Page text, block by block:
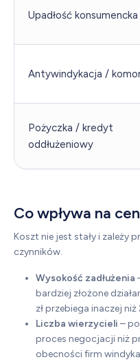
Upadłość konsumencka
Antywindykacja /
Pożyczka / kredyt
oddłużeniowy
Co wpływa na
Koszt nie jest stały i zależy
czynników.
Wysokość zadłużenia
bardziej złożone
zł przebiega inaczej
Liczba wierzycieli –
proces negocjacji niż
obecności firm